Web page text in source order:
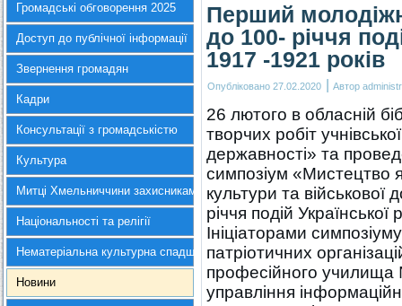
Громадські обговорення 2025
Доступ до публічної інформації
Звернення громадян
Кадри
Консультації з громадськістю
Культура
Митці Хмельниччини захисникам України
Національності та релігії
Нематеріальна культурна спадщина
Новини
Перший
до 100- річчя
1917 -1921 років
Опубліковано 27.02.2020 | Автор
26 лютого в обласній
творчих робіт
державності» та
симпозіум «Мистецтво
культури та військової
річчя подій
Ініціаторами
патріотичних
професійного училища
управління